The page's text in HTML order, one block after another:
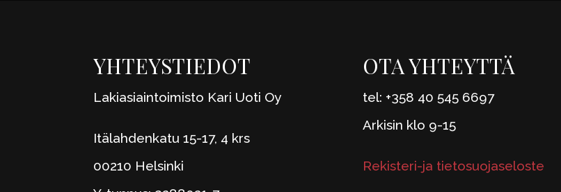
YHTEYSTIEDOT
Lakiasiaintoimisto Kari Uoti Oy
Itälahdenkatu 15-17, 4 krs
00210 Helsinki
OTA YHTEYTTÄ
tel: +358 40 545 6697
Arkisin klo 9-15
Rekisteri-ja tietosuojaseloste